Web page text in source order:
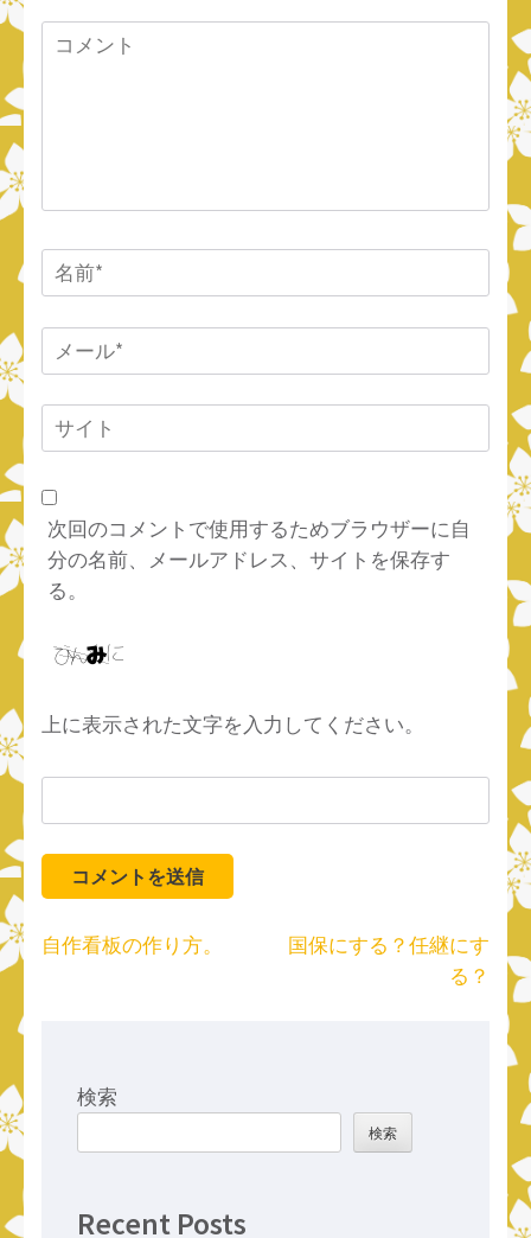
コ
名
前
*
ー
ル
サ
イ
次回のコメントで使用するためブラウザーに自
分の名前、メールアドレス、サイトを保存す
る。
上に表示された文字を入力してください。
投
自作看板の作り方。
国保にする？任継にす
る？
検索
検索
Recent Posts